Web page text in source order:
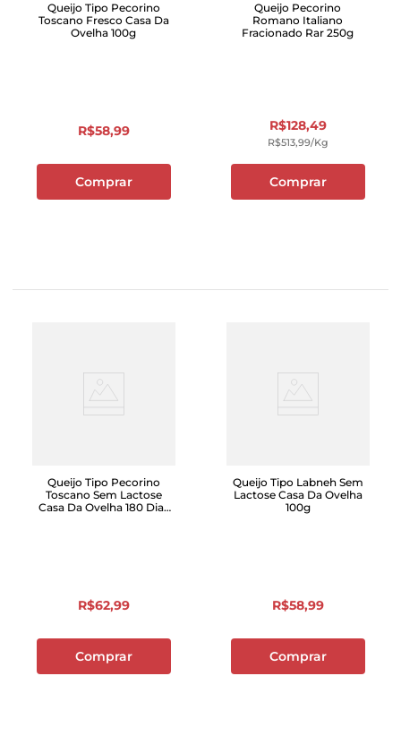
Queijo Tipo Pecorino
Toscano Fresco Casa Da
Ovelha 100g
R$58,99
Comprar
Queijo Pecorino
Romano Italiano
Fracionado Rar 250g
R$128,49
R$513,99/kg
Comprar
Queijo Tipo Pecorino
Toscano Sem Lactose
Casa Da Ovelha 180 Dias
R$62,99
Comprar
Queijo Tipo Labneh Sem
Lactose Casa Da Ovelha
100g
R$58,99
Comprar